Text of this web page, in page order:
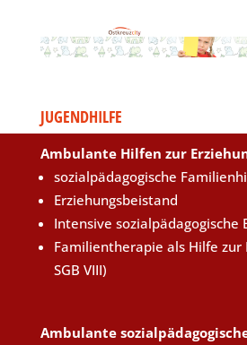
JUGENDHILFE
Ambulante Hilfen zur
sozialpädagogische
Erziehungsbeistand
Intensive sozialpädagogische
Familientherapie als Hilfe zur
SGB VIII)
Ambulante